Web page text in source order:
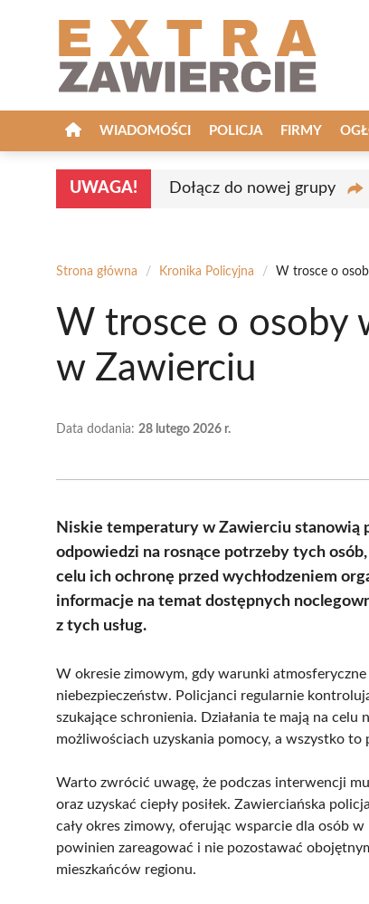
WIADOMOŚCI POLICJA FIRMY
UWAGA! Dołącz do nowej grupy
Strona główna / Kronika Policyjna / W trosce o
W trosce o osoby
w Zawierciu
Data dodania: 28 lutego 2026 r.
Niskie temperatury w Zawierciu stanowią
odpowiedzi na rosnące potrzeby tych
celu ich ochronę przed wychłodzeniem
informacje na temat dostępnych
z tych usług.
W okresie zimowym, gdy warunki
niebezpieczeństw. Policjanci regularnie
szukające schronienia. Działania te mają na
możliwościach uzyskania pomocy, a wszystko to
Warto zwrócić uwagę, że podczas interwencji
oraz uzyskać ciepły posiłek. Zawierciańska
cały okres zimowy, oferując wsparcie dla osób
powinien zareagować i nie pozostawać
mieszkańców regionu.